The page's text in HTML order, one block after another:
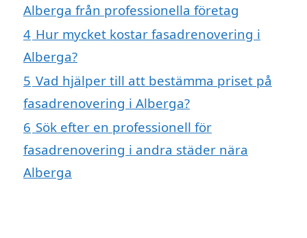
Alberga från professionella företag
4 Hur mycket kostar fasadrenovering i
Alberga?
5 Vad hjälper till att bestämma priset på
fasadrenovering i Alberga?
6 Sök efter en professionell för
fasadrenovering i andra städer nära
Alberga